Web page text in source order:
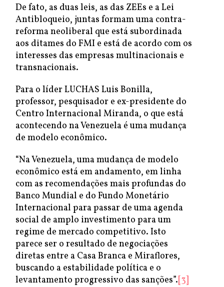
De fato, as duas leis, as das ZEEs e a Lei
Antibloqueio, juntas formam uma contra-
reforma neoliberal que está subordinada
aos ditames do FMI e está de acordo com os
interesses das empresas multinacionais e
transnacionais.
Para o líder LUCHAS Luis Bonilla,
professor, pesquisador e ex-presidente do
Centro Internacional Miranda, o que está
acontecendo na Venezuela é uma mudança
de modelo econômico.
“Na Venezuela, uma mudança de modelo
econômico está em andamento, em linha
com as recomendações mais profundas do
Banco Mundial e do Fundo Monetário
Internacional para passar de uma agenda
social de amplo investimento para um
regime de mercado competitivo. Isto
parece ser o resultado de negociações
diretas entre a Casa Branca e Miraflores,
buscando a estabilidade política e o
levantamento progressivo das sanções”.[3]